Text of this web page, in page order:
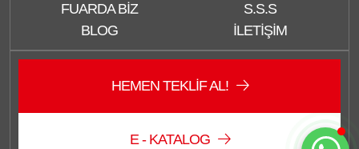
FUARDA BIZ
S.S.S
BLOG
İLETIŞIM
HEMEN TEKLIF AL!
E - KATALOG